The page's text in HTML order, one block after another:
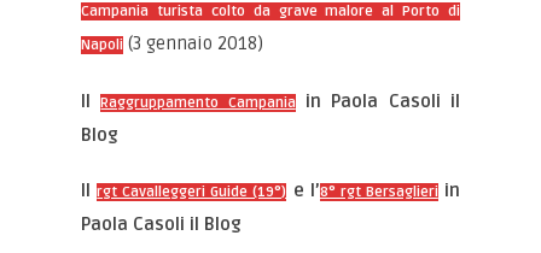
Campania turista colto da grave malore al Porto di
Napoli (3 gennaio 2018)
IlRaggruppamento Campaniain Paola Casoli il
Blog
Ilrgt Cavalleggeri Guide (19°) e l’8° rgt Bersaglieriin
Paola Casoli il Blog